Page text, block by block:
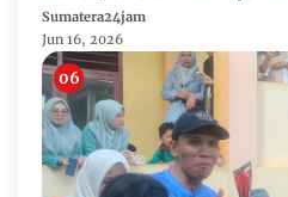
Papua
Sumatera24jam
Jun 16, 2026